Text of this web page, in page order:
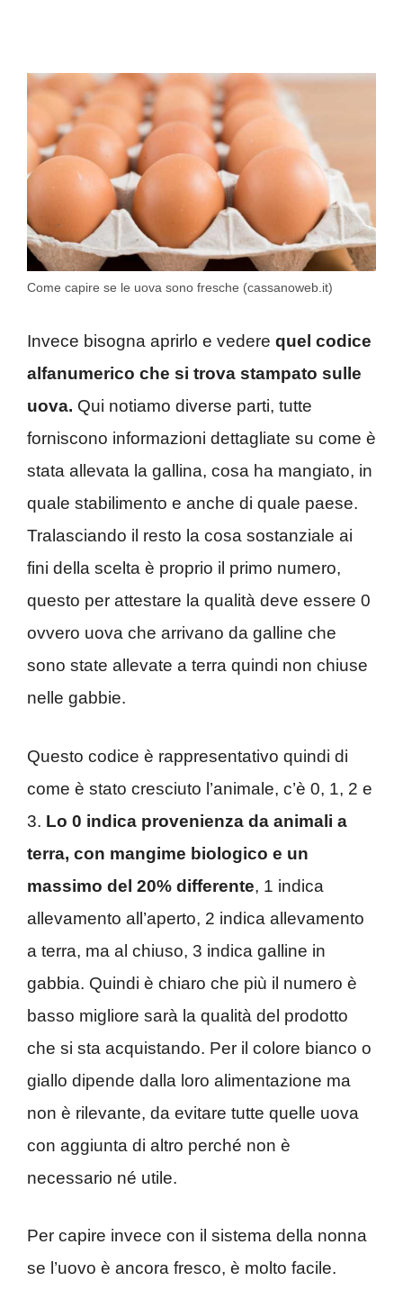
Come capire se le uova sono fresche (cassanoweb.it)
Invece bisogna aprirlo e vedere quel codice
alfanumerico che si trova stampato sulle
uova. Qui notiamo diverse parti, tutte
forniscono informazioni dettagliate su come è
stata allevata la gallina, cosa ha mangiato, in
quale stabilimento e anche di quale paese.
Tralasciando il resto la cosa sostanziale ai
fini della scelta è proprio il primo numero,
questo per attestare la qualità deve essere 0
ovvero uova che arrivano da galline che
sono state allevate a terra quindi non chiuse
nelle gabbie.
Questo codice è rappresentativo quindi di
come è stato cresciuto l’animale, c’è 0, 1, 2 e
3. Lo 0 indica provenienza da animali a
terra, con mangime biologico e un
massimo del 20% differente, 1 indica
allevamento all’aperto, 2 indica allevamento
a terra, ma al chiuso, 3 indica galline in
gabbia. Quindi è chiaro che più il numero è
basso migliore sarà la qualità del prodotto
che si sta acquistando. Per il colore bianco o
giallo dipende dalla loro alimentazione ma
non è rilevante, da evitare tutte quelle uova
con aggiunta di altro perché non è
necessario né utile.
Per capire invece con il sistema della nonna
se l’uovo è ancora fresco, è molto facile.